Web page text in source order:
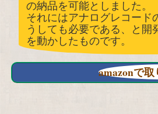
の納品を可能としました。
それにはアナログレコード
うしても必要である、と
を動かしたものです。
amazonで